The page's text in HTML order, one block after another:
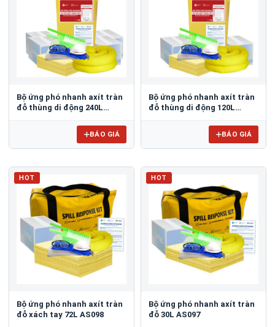
Bộ ứng phó nhanh axít tràn
đỗ thùng di động 240L
BÁO GIÁ
Bộ ứng phó nhanh axít tràn
đỗ thùng di động 120L
BÁO GIÁ
HOT
Bộ ứng phó nhanh axít tràn
đỗ xách tay 72L AS098
HOT
Bộ ứng phó nhanh axít tràn
đỗ 30L AS097